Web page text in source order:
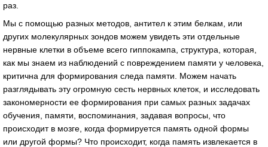
раз.
Мы с помощью разных методов, антител к этим белкам, или
других молекулярных зондов можем увидеть эти отдельные
нервные клетки в объеме всего гиппокампа, структура, которая,
как мы знаем из наблюдений с повреждением памяти у человека,
критична для формирования следа памяти. Можем начать
разглядывать эту огромную сесть нервных клеток, и исследовать
закономерности ее формирования при самых разных задачах
обучения, памяти, воспоминания, задавая вопросы, что
происходит в мозге, когда формируется память одной формы
или другой формы? Что происходит, когда память извлекается в